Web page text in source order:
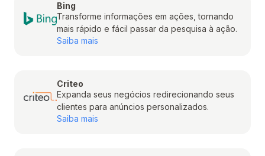
Bing
Transforme informações em ações, tornando
mais rápido e fácil passar da pesquisa à ação.
Saiba mais
Criteo
Expanda seus negócios redirecionando seus
clientes para anúncios personalizados.
Saiba mais